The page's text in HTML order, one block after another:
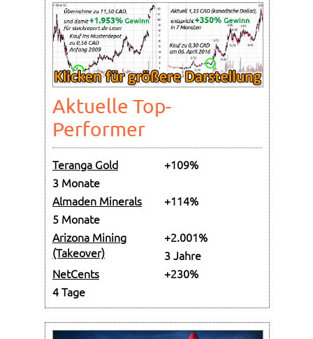
Aktuelle Top-
Performer
Teranga Gold
+109%
3 Monate
Almaden Minerals
+114%
5 Monate
Arizona Mining
(Takeover)
+2.001%
3 Jahre
NetCents
+230%
4 Tage